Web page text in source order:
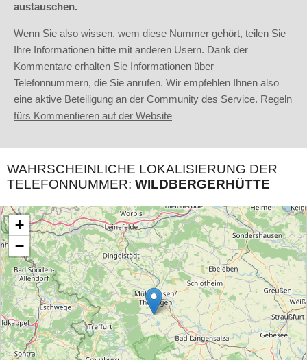
austauschen.
Wenn Sie also wissen, wem diese Nummer gehört, teilen Sie
Ihre Informationen bitte mit anderen Usern. Dank der
Kommentare erhalten Sie Informationen über
Telefonnummern, die Sie anrufen. Wir empfehlen Ihnen also
eine aktive Beteiligung an der Community des Service. Regeln
fürs Kommentieren auf der Website
WAHRSCHEINLICHE LOKALISIERUNG DER
TELEFONNUMMER: WILDBERGERHÜTTE